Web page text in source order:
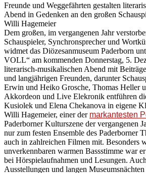
Freunde und Weggefährten gestalten
Abend in Gedenken an den großen
Willi Hagemeier
Dem großen, im vergangenen Jahr
Schauspieler, Synchronsprecher und
widmet das Diözesanmuseum Paderborn
VOLL“ am kommenden Donnerstag, 5.
literarisch-musikalischen Abend mit
und langjährigen Freunden, darunter
Erwin und Heiko Grosche, Thomas Heller
Akkordeon und Live Elekronik entführen
Kusiolek und Elena Chekanova in eigene
Willi Hagemeier, einer der markantesten
Paderborner Kulturszene der vergangenen
nur zum festen Ensemble des Paderborner
auch in zahlreichen Filmen mit. Besonders
unverkennbaren warmen Bassstimme war
bei Hörspielaufnahmen und Lesungen.
Ausstellungen und langen